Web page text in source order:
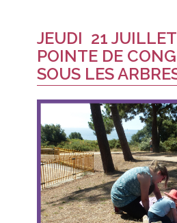
JEUDI 21 JUILLET
POINTE DE
SOUS LES